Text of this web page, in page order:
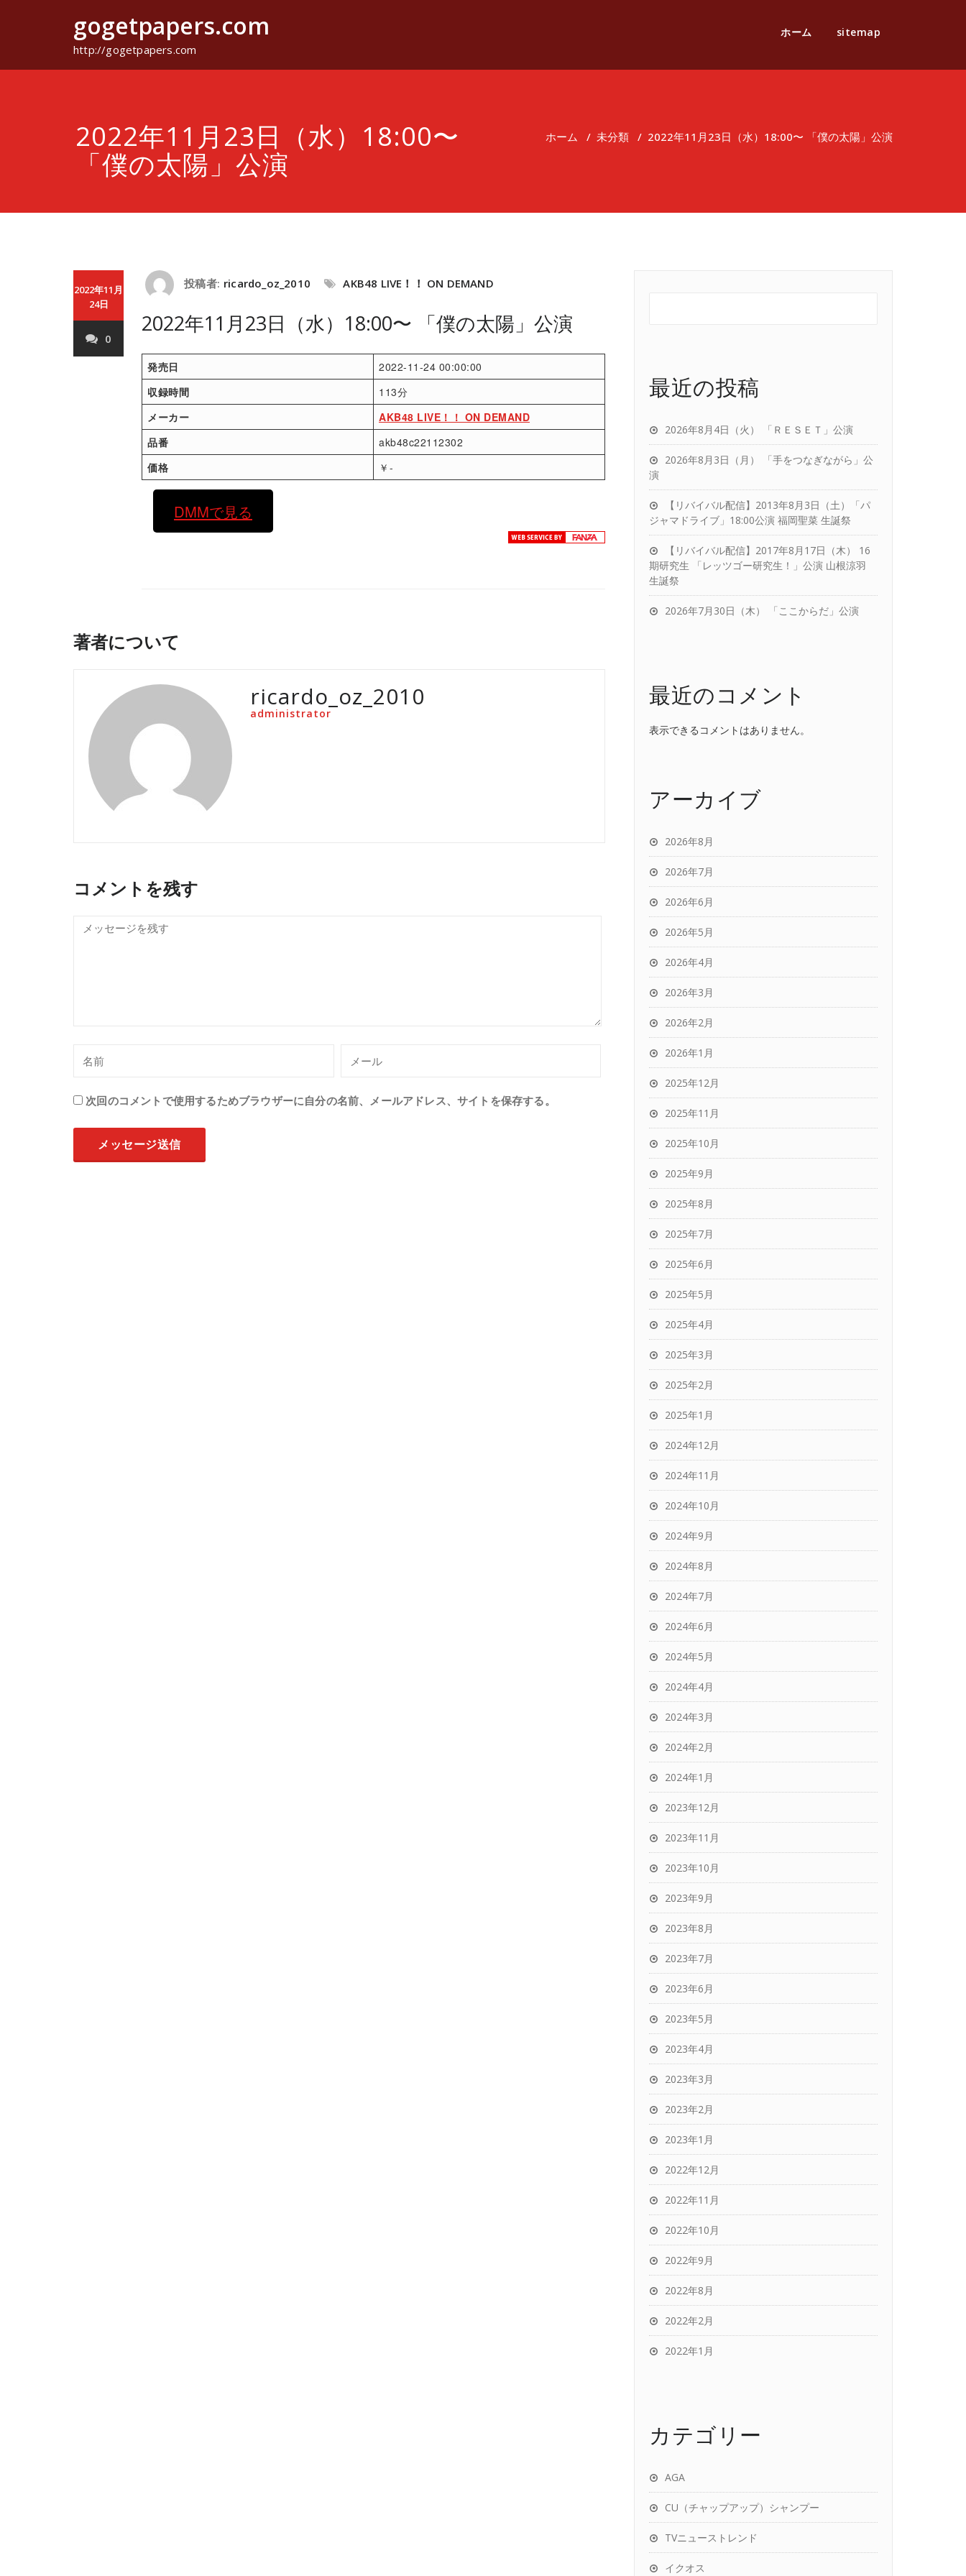
gogetpapers.com
http://gogetpapers.com
ホーム sitemap
2022年11月23日（水）18:00〜
「僕の太陽」公演
ホーム / 未分類 / 2022年11月23日（水）18:00〜 「僕の太陽」公演
2022年11月
24日
0
投稿者: ricardo_oz_2010 AKB48 LIVE！！ ON DEMAND
2022年11月23日（水）18:00〜 「僕の太陽」公演
発売日
2022-11-24 00:00:00
収録時間
113分
メーカー
AKB48 LIVE！！ ON DEMAND
品番
akb48c22112302
価格
￥-
DMMで見る
著者について
ricardo_oz_2010
administrator
コメントを残す
次回のコメントで使用するためブラウザーに自分の名前、メールアドレス、サイトを保存する。
最近の投稿
2026年8月4日（火） 「ＲＥＳＥＴ」公演
2026年8月3日（月） 「手をつなぎながら」公
演
【リバイバル配信】2013年8月3日（土）「パ
ジャマドライブ」18:00公演 福岡聖菜 生誕祭
【リバイバル配信】2017年8月17日（木） 16
期研究生 「レッツゴー研究生！」公演 山根涼羽
生誕祭
2026年7月30日（木） 「ここからだ」公演
最近のコメント
表示できるコメントはありません。
アーカイブ
2026年8月
2026年7月
2026年6月
2026年5月
2026年4月
2026年3月
2026年2月
2026年1月
2025年12月
2025年11月
2025年10月
2025年9月
2025年8月
2025年7月
2025年6月
2025年5月
2025年4月
2025年3月
2025年2月
2025年1月
2024年12月
2024年11月
2024年10月
2024年9月
2024年8月
2024年7月
2024年6月
2024年5月
2024年4月
2024年3月
2024年2月
2024年1月
2023年12月
2023年11月
2023年10月
2023年9月
2023年8月
2023年7月
2023年6月
2023年5月
2023年4月
2023年3月
2023年2月
2023年1月
2022年12月
2022年11月
2022年10月
2022年9月
2022年8月
2022年2月
2022年1月
カテゴリー
AGA
CU（チャップアップ）シャンプー
TVニューストレンド
イクオス